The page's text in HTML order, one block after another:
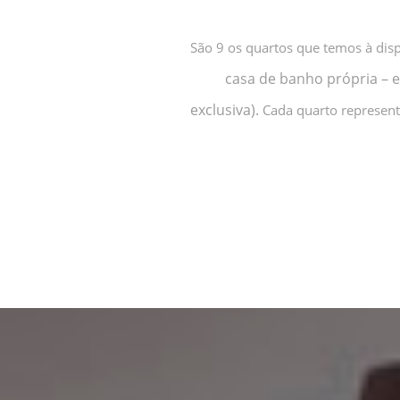
São 9 os quartos que temos à
casa de banho própria –
exclusiva). Cada quarto